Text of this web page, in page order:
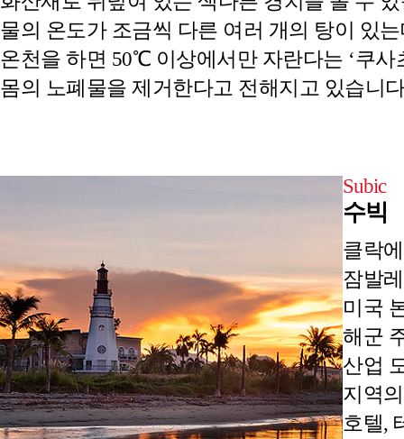
물의 온도가 조금씩 다른 여러 개의 탕이 있
온천을 하면 50℃ 이상에서만 자란다는 ‘쿠사
몸의 노폐물을 제거한다고 전해지고 있습니
Subic
수빅
클락
잠발
미국
해군
산업
지역
호텔,